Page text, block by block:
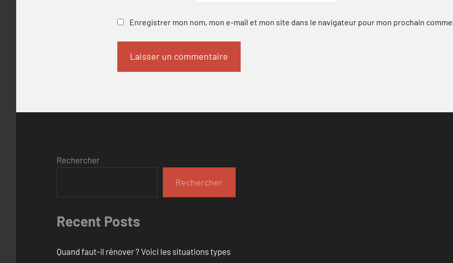
Enregistrer mon nom, mon e-mail et mon site dans le navigateur pour mon prochain
Rechercher
Rechercher
Recent Posts
Quand faut-il rénover ? Voici les situations types